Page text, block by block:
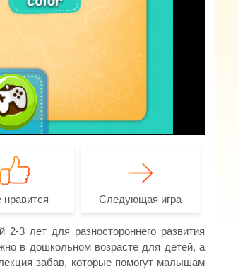
Следующая игра
3 лет для разностороннего развития
в дошкольном возрасте для детей, а
забав, которые помогут малышам